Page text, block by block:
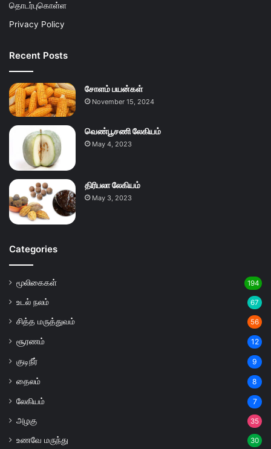
தொடர்புகொள்ள
Privacy Policy
Recent Posts
சோளம் பயன்கள்
November 15, 2024
வெண்பூசணி லேகியம்
May 4, 2023
திரிபலா லேகியம்
May 3, 2023
Categories
மூலிகைகள் 194
உடல் நலம் 67
சித்த மருத்துவம் 56
சூரணம் 12
குடிநீர் 9
தைலம் 8
லேகியம் 7
அழகு 35
உணவே மருந்து 30